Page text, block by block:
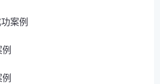
案例